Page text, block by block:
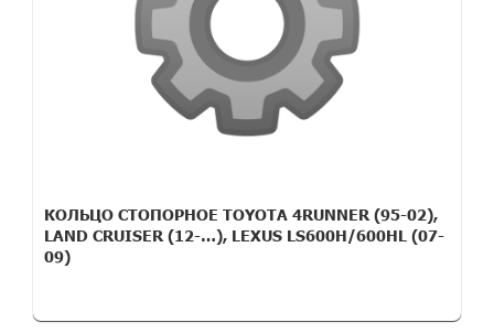
КОЛЬЦО СТОПОРНОЕ TOYOTA 4RUNNER (95-02),
LAND CRUISER (12-…), LEXUS LS600H/600HL (07-
09)